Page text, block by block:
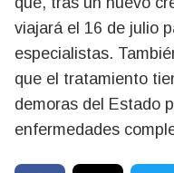
viajará el 16 de julio
especialistas.
que el tratamiento
demoras del Estado
enfermedades